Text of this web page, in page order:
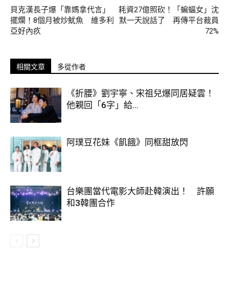
此外，文件中也紀錄，訴訟期間法院指定管理遺產事務的銀行
Comerica Bank&Trust也可分得300萬美元（約台幣9000萬
Prince OAT控股公司。
貝克漢長子爆「靠媽拿代言」
擺爛！8個月被炒魷魚 維多利
亞好內疚
耗資27億照砍！「蝙蝠女」沈
默一天說話了 再傳平台裁員
72%
相關文章 多從作者
《折腰》劉宇寧、宋祖兒爆同居疑雲！
他親回「6字」給...
阿璞豆花妹《飢餓》同框甜放閃
台樂團當代電影大師赴韓演出！ 許願
和3韓團合作